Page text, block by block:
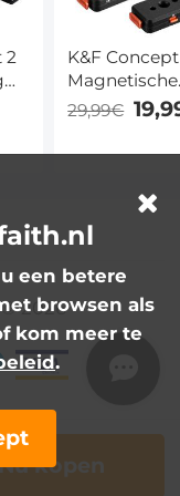
2
K&F Concept
Magnetische
voor
X5
Beugelbasis
Inch
met
voor Statief
Selfiestick
29,99€
kopen
2026
een betere
browsen als
kom meer te
.